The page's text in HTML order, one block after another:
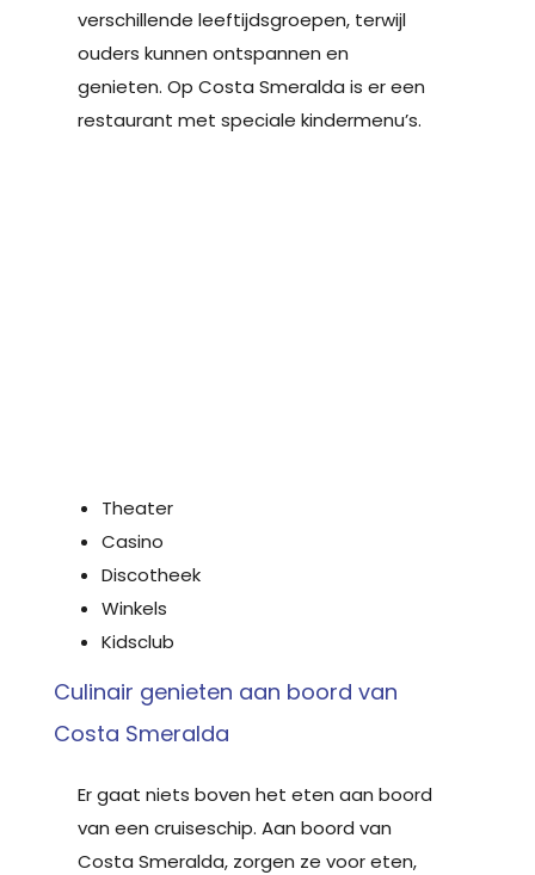
verschillende leeftijdsgroepen, terwijl
ouders kunnen ontspannen en
genieten. Op Costa Smeralda is er een
restaurant met speciale kindermenu’s.
Theater
Casino
Discotheek
Winkels
Kidsclub
Culinair genieten aan boord van
Costa Smeralda
Er gaat niets boven het eten aan boord
van een cruiseschip. Aan boord van
Costa Smeralda, zorgen ze voor eten,